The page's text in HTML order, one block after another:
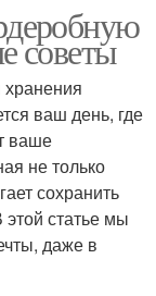
советы
хранения
ваш день, где
ваше
не только
сохранить
статье мы
даже в